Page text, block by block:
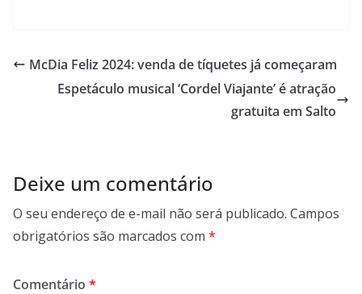
b
s
p
e
I
g
a
McDia Feliz 2024: venda de tíquetes já começaram
Espetáculo musical ‘Cordel Viajante’ é atração
gratuita em Salto
Deixe um comentário
O seu endereço de e-mail não será publicado. Campos
obrigatórios são marcados com *
Comentário *